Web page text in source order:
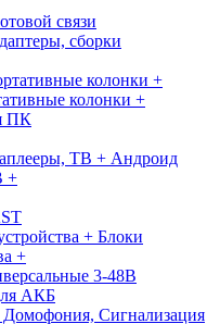
связи
сборки
колонки +
ПК
Андроид
+
Блоки
+
3-48В
АКБ